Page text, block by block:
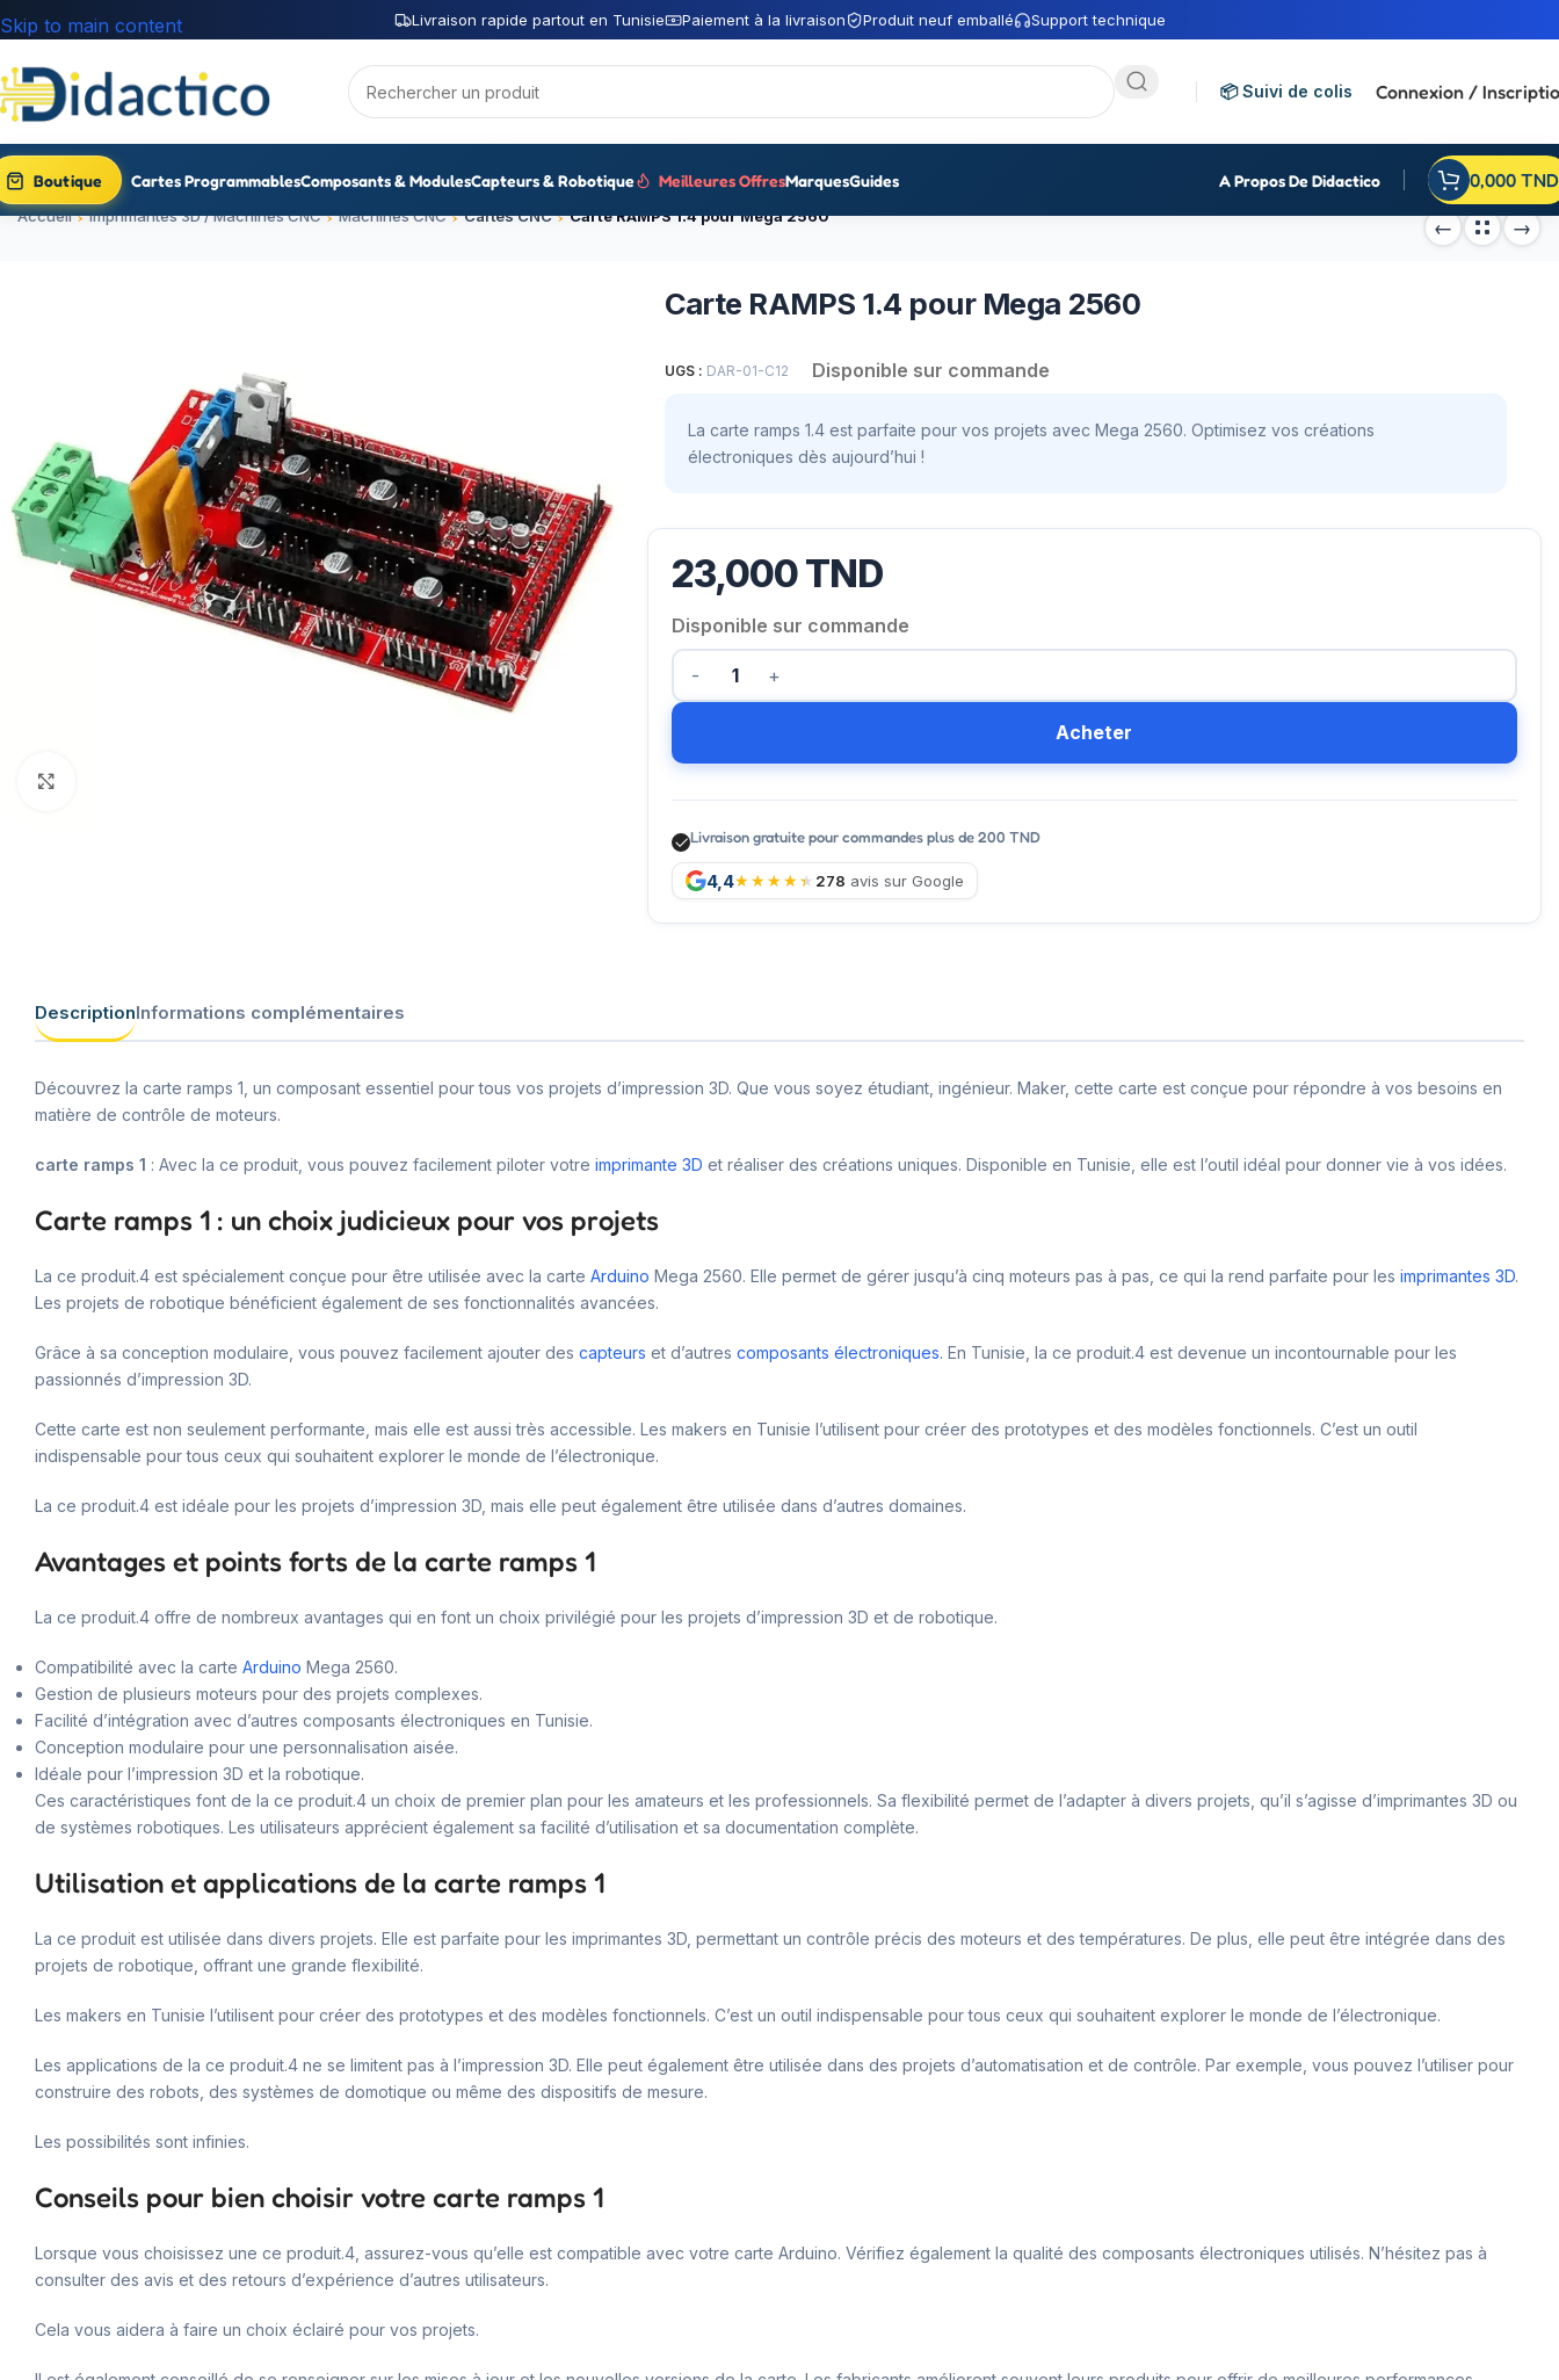
Livraison rapide partout en Tunisie Paiement à la livraison Produit neuf emballé Support technique
Skip to main content
📦 Suivi de colis Connexion /
Boutique Cartes ProgrammablesComposants & ModulesCapteurs & Robotique Meilleures OffresMarquesGuides A Propos De Didactico 0,000 TND
Accueil Imprimantes 3D / Machines CNC Machines CNC Cartes CNC Carte RAMPS 1.4 pour Mega 2560
Carte RAMPS 1.4 pour Mega 2560
UGS : DAR-01-C12 Disponible sur commande
La carte ramps 1.4 est parfaite pour vos projets avec Mega 2560. Optimisez vos créations
électroniques dès aujourd’hui !
23,000TND
Disponible sur commande
Acheter
Livraison gratuite pour commandes plus de 200 TND
4,4 278 avis sur Google
DescriptionInformations complémentaires
Découvrez la carte ramps 1, un composant essentiel pour tous vos projets d’impression 3D. Que vous soyez étudiant, ingénieur. Maker, cette carte est conçue pour répondre à vos besoins en
matière de contrôle de moteurs.
carte ramps 1 : Avec la ce produit, vous pouvez facilement piloter votre imprimante 3D et réaliser des créations uniques. Disponible en Tunisie, elle est l’outil idéal pour donner vie à vos idées.
Carte ramps 1 : un choix judicieux pour vos projets
La ce produit.4 est spécialement conçue pour être utilisée avec la carte Arduino Mega 2560. Elle permet de gérer jusqu’à cinq moteurs pas à pas, ce qui la rend parfaite pour les imprimantes 3D.
Les projets de robotique bénéficient également de ses fonctionnalités avancées.
Grâce à sa conception modulaire, vous pouvez facilement ajouter des capteurs et d’autres composants électroniques. En Tunisie, la ce produit.4 est devenue un incontournable pour les
passionnés d’impression 3D.
Cette carte est non seulement performante, mais elle est aussi très accessible. Les makers en Tunisie l’utilisent pour créer des prototypes et des modèles fonctionnels. C’est un outil
indispensable pour tous ceux qui souhaitent explorer le monde de l’électronique.
La ce produit.4 est idéale pour les projets d’impression 3D, mais elle peut également être utilisée dans d’autres domaines.
Avantages et points forts de la carte ramps 1
La ce produit.4 offre de nombreux avantages qui en font un choix privilégié pour les projets d’impression 3D et de robotique.
Compatibilité avec la carte Arduino Mega 2560.
Gestion de plusieurs moteurs pour des projets complexes.
Facilité d’intégration avec d’autres composants électroniques en Tunisie.
Conception modulaire pour une personnalisation aisée.
Idéale pour l’impression 3D et la robotique.
Ces caractéristiques font de la ce produit.4 un choix de premier plan pour les amateurs et les professionnels. Sa flexibilité permet de l’adapter à divers projets, qu’il s’agisse d’imprimantes 3D ou
de systèmes robotiques. Les utilisateurs apprécient également sa facilité d’utilisation et sa documentation complète.
Utilisation et applications de la carte ramps 1
La ce produit est utilisée dans divers projets. Elle est parfaite pour les imprimantes 3D, permettant un contrôle précis des moteurs et des températures. De plus, elle peut être intégrée dans des
projets de robotique, offrant une grande flexibilité.
Les makers en Tunisie l’utilisent pour créer des prototypes et des modèles fonctionnels. C’est un outil indispensable pour tous ceux qui souhaitent explorer le monde de l’électronique.
Les applications de la ce produit.4 ne se limitent pas à l’impression 3D. Elle peut également être utilisée dans des projets d’automatisation et de contrôle. Par exemple, vous pouvez l’utiliser pour
construire des robots, des systèmes de domotique ou même des dispositifs de mesure.
Les possibilités sont infinies.
Conseils pour bien choisir votre carte ramps 1
Lorsque vous choisissez une ce produit.4, assurez-vous qu’elle est compatible avec votre carte Arduino. Vérifiez également la qualité des composants électroniques utilisés. N’hésitez pas à
consulter des avis et des retours d’expérience d’autres utilisateurs.
Cela vous aidera à faire un choix éclairé pour vos projets.